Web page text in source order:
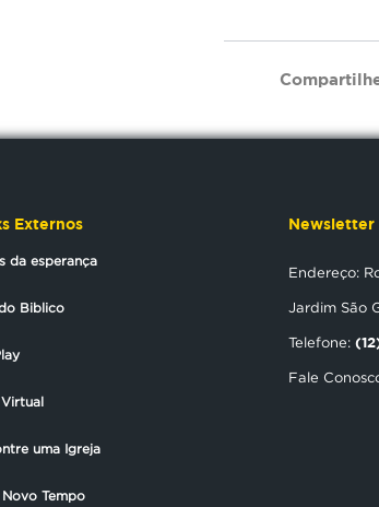
Externos
da esperança
Biblico
uma Igreja
Novo Tempo
Newsletter
Endereço:
Jardim São
Telefone:
Fale